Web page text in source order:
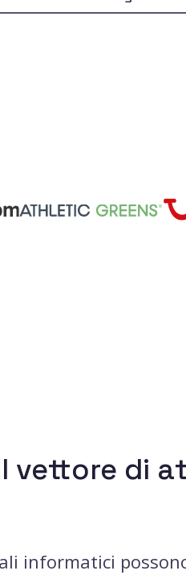
vettore di
informatici